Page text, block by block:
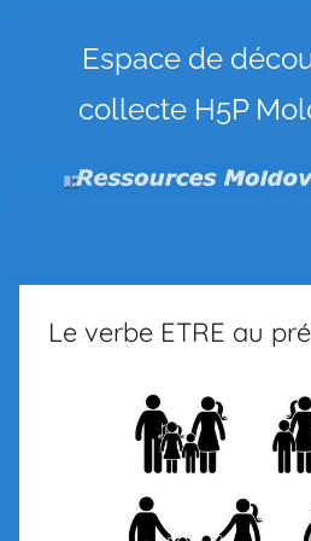
Ressources
(H5P)
Espace de
collecte H5P
Le verbe ETRE au